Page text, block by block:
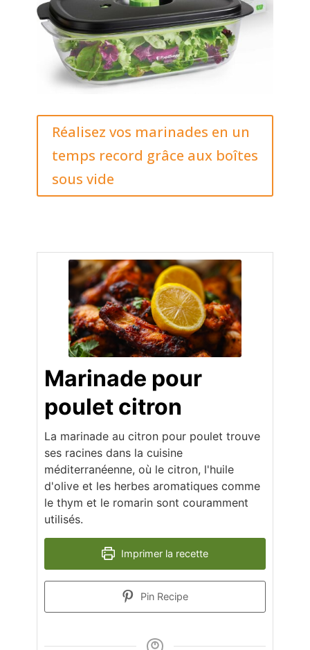
Réalisez vos marinades en un
temps record grâce aux boîtes
sous vide
Marinade pour
poulet citron
La marinade au citron pour poulet trouve
ses racines dans la cuisine
méditerranéenne, où le citron, l'huile
d'olive et les herbes aromatiques comme
le thym et le romarin sont couramment
utilisés.
Imprimer la recette
Pin Recipe